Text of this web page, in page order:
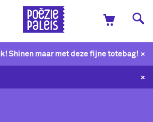
Shinen maar met deze fijne totebag! +
+